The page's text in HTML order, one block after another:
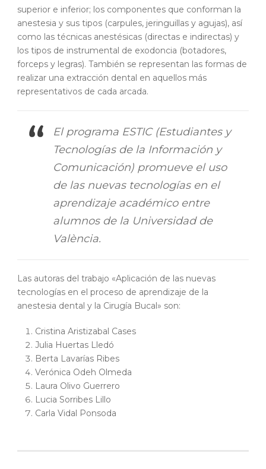
superior e inferior; los componentes que conforman la
anestesia y sus tipos (carpules, jeringuillas y agujas), así
como las técnicas anestésicas (directas e indirectas) y
los tipos de instrumental de exodoncia (botadores,
forceps y legras). También se representan las formas de
realizar una extracción dental en aquellos más
representativos de cada arcada.
El programa ESTIC (Estudiantes y
Tecnologías de la Información y
Comunicación) promueve el uso
de las nuevas tecnologías en el
aprendizaje académico entre
alumnos de la Universidad de
València.
Las autoras del trabajo «Aplicación de las nuevas
tecnologías en el proceso de aprendizaje de la
anestesia dental y la Cirugía Bucal» son:
Cristina Aristizabal Cases
Julia Huertas Lledó
Berta Lavarías Ribes
Verónica Odeh Olmeda
Laura Olivo Guerrero
Lucia Sorribes Lillo
Carla Vidal Ponsoda